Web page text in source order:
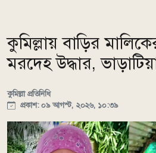
কুমিল্লায় বাড়ির
মরদেহ উদ্ধার, ভাড়াটিয়া
কুমিল্লা প্রতিনিধি
প্রকাশ: ০৯ আগস্ট, ২০২৬, ১০:৩৯